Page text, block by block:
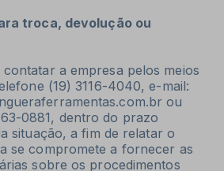
troca, devolução ou
a empresa pelos meios
(19) 3116-4040, e-mail:
ou
0881, dentro do prazo
situação, a fim de relatar o
se compromete a fornecer as
sobre os procedimentos